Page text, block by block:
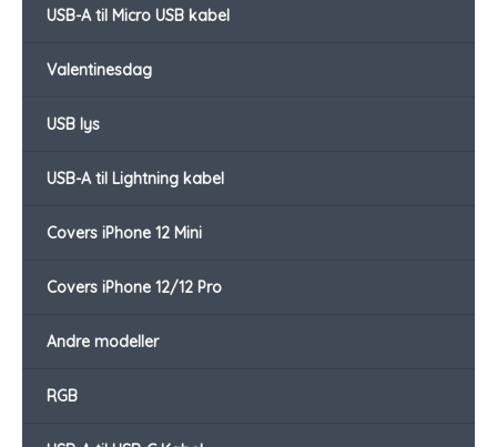
USB-A til Micro USB kabel
Valentinesdag
USB lys
USB-A til Lightning kabel
Covers iPhone 12 Mini
Covers iPhone 12/12 Pro
Andre modeller
RGB